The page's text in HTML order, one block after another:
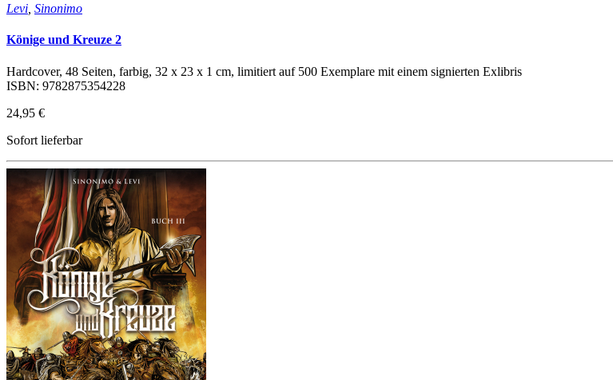
Levi Sinonimo
Könige und Kreuze 2
Hardcover, 48 Seiten, farbig, 32 x 23 x 1 cm, limitiert auf 500 Exemplare mit einem signierten Exlibris
ISBN: 9782875354228
24,95 €
Sofort lieferbar